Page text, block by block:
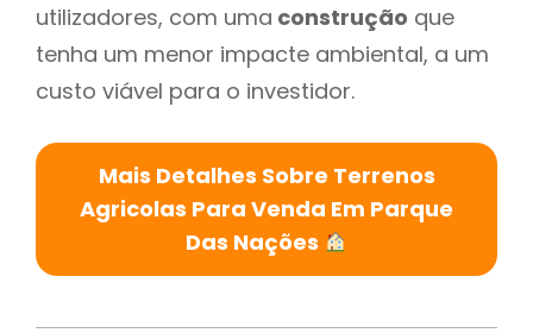
utilizadores, com uma construção que
tenha um menor impacte ambiental, a um
custo viável para o investidor.
Mais Detalhes Sobre Terrenos
Agricolas Para Venda Em Parque
Das Nações